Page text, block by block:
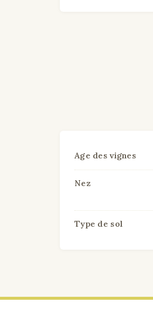
Age des vignes
Nez
Type de sol